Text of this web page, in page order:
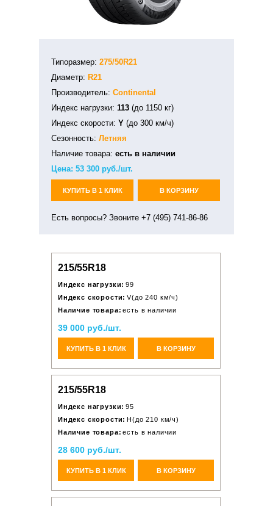
Типоразмер: 275/50R21
Диаметр: R21
Производитель: Continental
Индекс нагрузки: 113 (до 1150 кг)
Индекс скорости: Y (до 300 км/ч)
Сезонность: Летняя
Наличие товара: есть в наличии
Цена: 53 300 руб./шт.
КУПИТЬ В 1 КЛИК В КОРЗИНУ
Есть вопросы? Звоните +7 (495) 741-86-86
215/55R18
Индекс нагрузки: 99
Индекс скорости: V(до 240 км/ч)
Наличие товара: есть в наличии
39 000 руб./шт.
КУПИТЬ В 1 КЛИК В КОРЗИНУ
215/55R18
Индекс нагрузки: 95
Индекс скорости: H(до 210 км/ч)
Наличие товара: есть в наличии
28 600 руб./шт.
КУПИТЬ В 1 КЛИК В КОРЗИНУ